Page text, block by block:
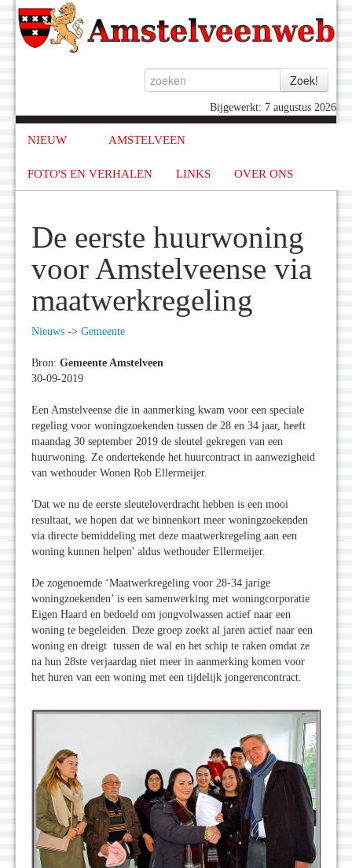
Bijgewerkt: 7 augustus 2026
NIEUW AMSTELVEEN
FOTO'S EN VERHALEN LINKS OVER ONS
De eerste huurwoning
voor Amstelveense via
maatwerkregeling
Nieuws -> Gemeente
Bron: Gemeente Amstelveen
30-09-2019
Een Amstelveense die in aanmerking kwam voor een speciale
regeling voor woningzoekenden tussen de 28 en 34 jaar, heeft
maandag 30 september 2019 de sleutel gekregen van een
huurwoning. Ze ondertekende het huurcontract in aanwezigheid
van wethouder Wonen Rob Ellermeijer.
'Dat we nu de eerste sleuteloverdracht hebben is een mooi
resultaat, we hopen dat we binnenkort meer woningzoekenden
via directe bemiddeling met deze maatwerkregeling aan een
woning kunnen helpen' aldus wethouder Ellermeijer.
De zogenoemde ‘Maatwerkregeling voor 28-34 jarige
woningzoekenden’ is een samenwerking met woningcorporatie
Eigen Haard en bedoeld om jongvolwassen actief naar een
woning te begeleiden. Deze groep zoekt al jaren actief naar een
woning en dreigt tussen de wal en het schip te raken omdat ze
na hun 28ste verjaardag niet meer in aanmerking komen voor
het huren van een woning met een tijdelijk jongerencontract.